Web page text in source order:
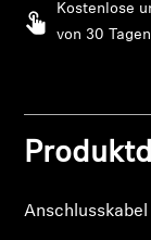
Professionell
Kostenlose
von 30 Tagen
Melden Sie
Produkte